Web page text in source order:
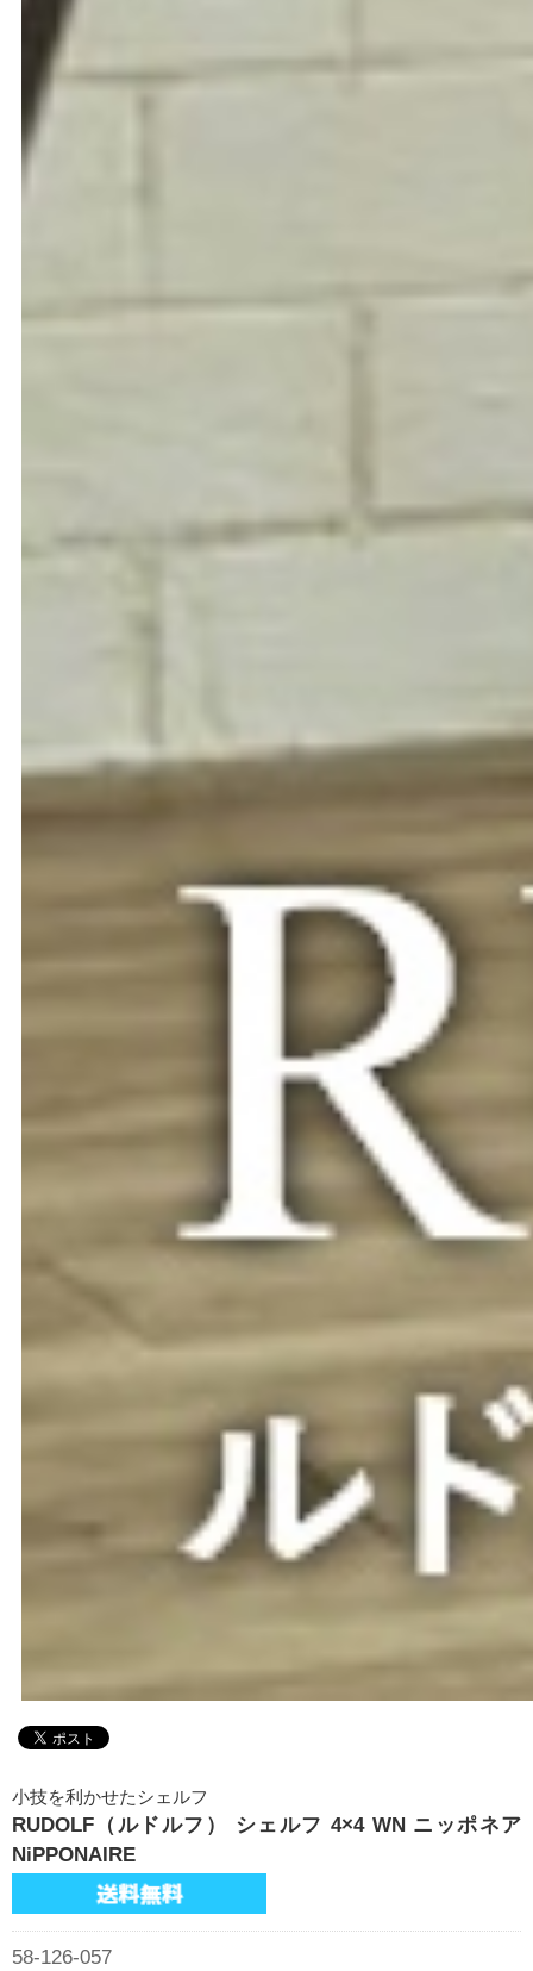
小技を利かせたシェルフ
RUDOLF（ルドルフ） シェルフ 4×4 WN ニッポネア
NiPPONAIRE
58-126-057